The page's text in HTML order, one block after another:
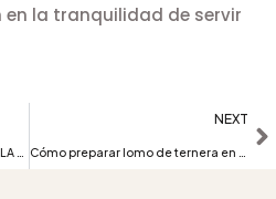
la tranquilidad de servir
NEXT